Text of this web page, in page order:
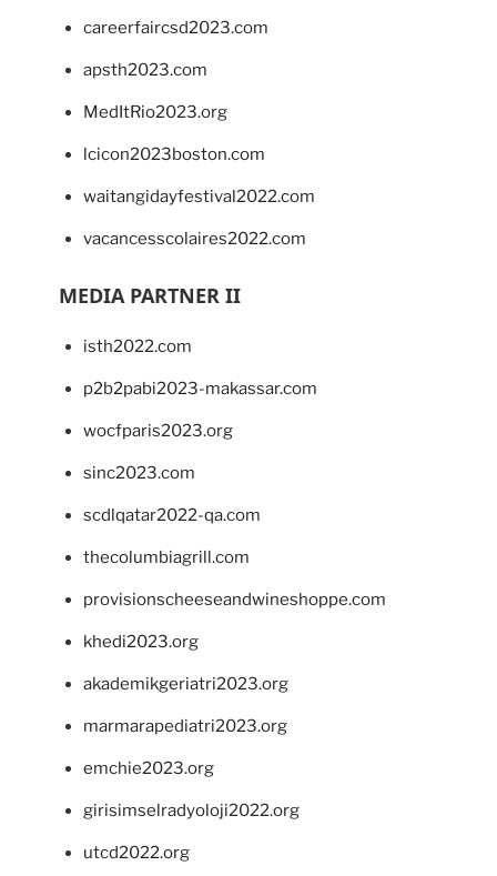
careerfaircsd2023.com
apsth2023.com
MedItRio2023.org
lcicon2023boston.com
waitangidayfestival2022.com
vacancesscolaires2022.com
MEDIA PARTNER II
isth2022.com
p2b2pabi2023-makassar.com
wocfparis2023.org
sinc2023.com
scdlqatar2022-qa.com
thecolumbiagrill.com
provisionscheeseandwineshoppe.com
khedi2023.org
akademikgeriatri2023.org
marmarapediatri2023.org
emchie2023.org
girisimselradyoloji2022.org
utcd2022.org